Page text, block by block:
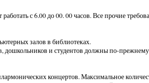
с 6.00 до 00. 00 часов. Все прочие
залов в библиотеках.
дошкольников и студентов должны по-
концертов. Максимальное